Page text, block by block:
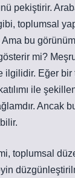
pekiştirir.
toplumsal
Ama bu
mi?
ilgilidir. Eğer
ile
Ancak
toplumsal